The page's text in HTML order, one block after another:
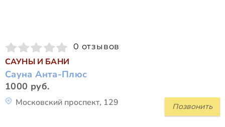
0 отзывов
САУНЫ И БАНИ
Сауна Анта-Плюс
1000 руб.
Позвонить
Московский проспект, 129